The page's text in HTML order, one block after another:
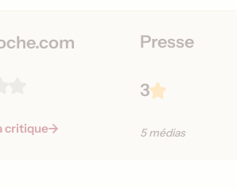
critique
Presse
3
5 médias